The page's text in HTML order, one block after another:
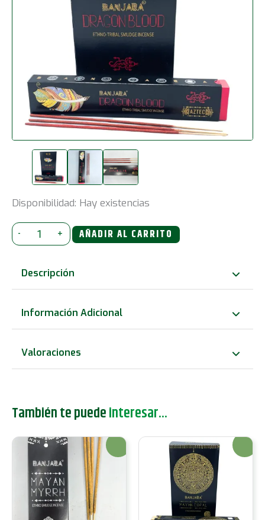
Disponibilidad: Hay existencias
-
Incienso
Banjara
Tribal
Dragón
+ AÑADIR AL CARRITO
Descripción
Información Adicional
Valoraciones
También te puedeinteresar...
¡Oferta! ¡Oferta!